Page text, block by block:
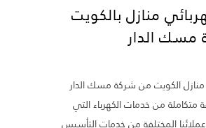
منازل بالكويت
الدار
الكويت من شركة مسك الدار
متكاملة من خدمات الكهرباء التي
المختلفة من خدمات التأسيس